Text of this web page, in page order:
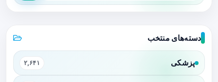
دسته‌های منتخب
پزشکی ۲,۶۴۱